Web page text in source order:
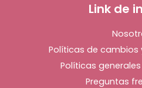
Link de
Políticas de cambios
Políticas
Preguntas